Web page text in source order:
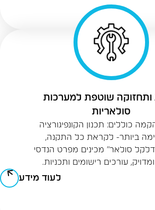
ותחזוקה שוטפת למערכות
סולאריות
כוללים: תכנון הקונפיגורציה
ביותר- לקראת כל התקנה,
סולאר” מכינים מפרט הנדסי
עורכים רישומים ותכניות.
לעוד מידע